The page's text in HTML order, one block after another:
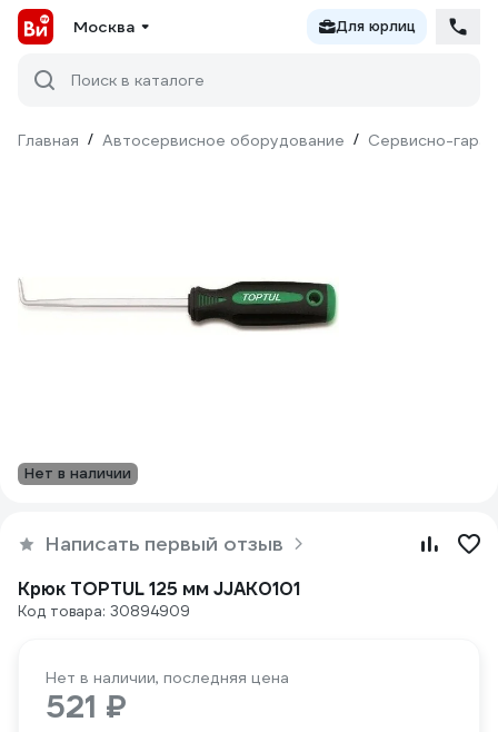
Москва Для юрлиц
Поиск в каталоге
Главная / Автосервисное оборудование / Сервисно-
Нет в наличии
Написать первый отзыв
Крюк TOPTUL 125 мм JJAK0101
Код товара: 30894909
Нет в наличии, последняя цена
521 ₽